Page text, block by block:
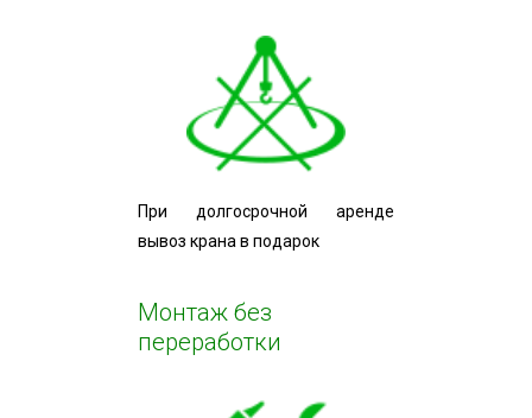
При долгосрочной аренде
вывоз крана в подарок
Монтаж без
переработки